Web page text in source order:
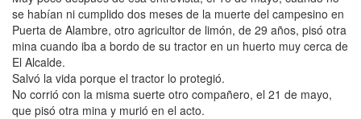
se habían ni cumplido dos meses de la muerte del campesino en
Puerta de Alambre, otro agricultor de limón, de 29 años, pisó otra
mina cuando iba a bordo de su tractor en un huerto muy cerca de
El Alcalde.
Salvó la vida porque el tractor lo protegió.
No corrió con la misma suerte otro compañero, el 21 de mayo,
que pisó otra mina y murió en el acto.